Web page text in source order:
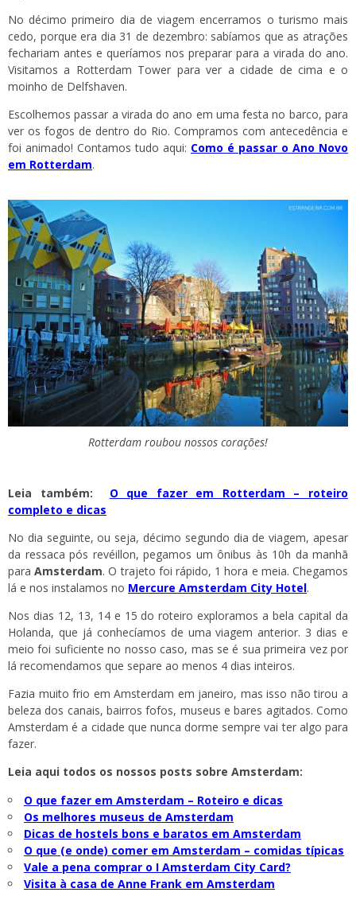
No décimo primeiro dia de viagem encerramos o turismo mais
cedo, porque era dia 31 de dezembro: sabíamos que as atrações
fechariam antes e queríamos nos preparar para a virada do ano.
Visitamos a Rotterdam Tower para ver a cidade de cima e o
moinho de Delfshaven.
Escolhemos passar a virada do ano em uma festa no barco, para
ver os fogos de dentro do Rio. Compramos com antecedência e
foi animado! Contamos tudo aqui: Como é passar o Ano Novo
em Rotterdam.
Rotterdam roubou nossos corações!
Leia também: O que fazer em Rotterdam – roteiro
completo e dicas
No dia seguinte, ou seja, décimo segundo dia de viagem, apesar
da ressaca pós revéillon, pegamos um ônibus às 10h da manhã
paraAmsterdam. O trajeto foi rápido, 1 hora e meia. Chegamos
lá e nos instalamos no Mercure Amsterdam City Hotel.
Nos dias 12, 13, 14 e 15 do roteiro exploramos a bela capital da
Holanda, que já conhecíamos de uma viagem anterior. 3 dias e
meio foi suficiente no nosso caso, mas se é sua primeira vez por
lá recomendamos que separe ao menos 4 dias inteiros.
Fazia muito frio em Amsterdam em janeiro, mas isso não tirou a
beleza dos canais, bairros fofos, museus e bares agitados. Como
Amsterdam é a cidade que nunca dorme sempre vai ter algo para
fazer.
Leia aqui todos os nossos posts sobre Amsterdam:
O que fazer em Amsterdam – Roteiro e dicas
Os melhores museus de Amsterdam
Dicas de hostels bons e baratos em Amsterdam
O que (e onde) comer em Amsterdam – comidas típicas
Vale a pena comprar o I Amsterdam City Card?
Visita à casa de Anne Frank em Amsterdam